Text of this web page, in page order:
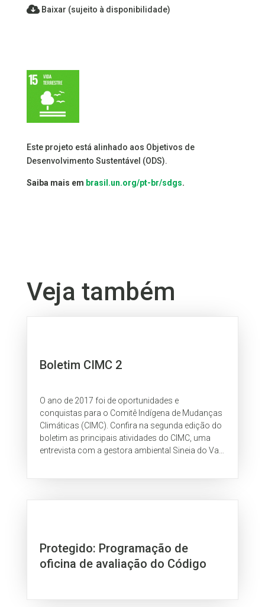
Baixar (sujeito à disponibilidade)
Este projeto está alinhado aos Objetivos de
Desenvolvimento Sustentável (ODS).
Saiba mais em brasil.un.org/pt-br/sdgs.
Veja também
Boletim CIMC 2
O ano de 2017 foi de oportunidades e
conquistas para o Comitê Indígena de Mudanças
Climáticas (CIMC). Confira na segunda edição do
boletim as principais atividades do CIMC, uma
entrevista com a gestora ambiental Sineia do Vale
Protegido: Programação de
oficina de avaliação do Código